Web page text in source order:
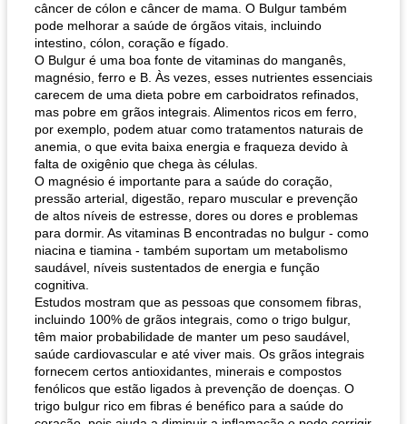
câncer de cólon e câncer de mama. O Bulgur também
pode melhorar a saúde de órgãos vitais, incluindo
intestino, cólon, coração e fígado.
O Bulgur é uma boa fonte de vitaminas do manganês,
magnésio, ferro e B. Às vezes, esses nutrientes essenciais
carecem de uma dieta pobre em carboidratos refinados,
mas pobre em grãos integrais. Alimentos ricos em ferro,
por exemplo, podem atuar como tratamentos naturais de
anemia, o que evita baixa energia e fraqueza devido à
falta de oxigênio que chega às células.
O magnésio é importante para a saúde do coração,
pressão arterial, digestão, reparo muscular e prevenção
de altos níveis de estresse, dores ou dores e problemas
para dormir. As vitaminas B encontradas no bulgur - como
niacina e tiamina - também suportam um metabolismo
saudável, níveis sustentados de energia e função
cognitiva.
Estudos mostram que as pessoas que consomem fibras,
incluindo 100% de grãos integrais, como o trigo bulgur,
têm maior probabilidade de manter um peso saudável,
saúde cardiovascular e até viver mais. Os grãos integrais
fornecem certos antioxidantes, minerais e compostos
fenólicos que estão ligados à prevenção de doenças. O
trigo bulgur rico em fibras é benéfico para a saúde do